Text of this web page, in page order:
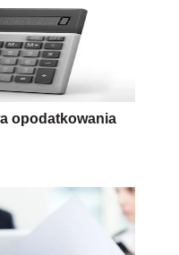
opodatkowania